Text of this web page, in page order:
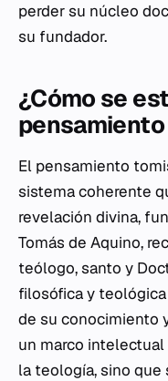
perder su núcleo
su fundador.
¿Cómo se
El pensamiento
sistema coherente
revelación divina,
Tomás de Aquino,
teólogo, santo y
filosófica y
de su conocimiento
un marco
la teología, sino